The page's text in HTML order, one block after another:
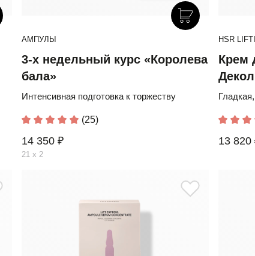
АМПУЛЫ
3-х недельный курс «Королева
бала»
Интенсивная подготовка к торжеству
(25)
14 350 ₽
21 х 2
HSR
Крем
13 820